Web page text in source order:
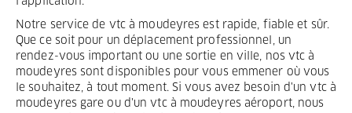
Notre service de vtc à moudeyres est rapide, fiable et sûr.
Que ce soit pour un déplacement professionnel, un
rendez-vous important ou une sortie en ville, nos vtc à
moudeyres sont disponibles pour vous emmener où vous
le souhaitez, à tout moment. Si vous avez besoin d'un vtc à
moudeyres gare ou d'un vtc à moudeyres aéroport, nous